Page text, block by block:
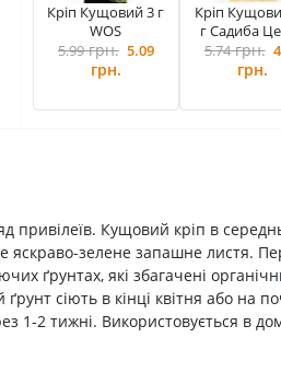
Кріп Кущовий 3 г
WOS
5.99грн. 5.09
грн.
Кріп
г Садиба
5.74грн.
грн.
Кущовий кріп в
яскраво-зелене запашне листя.
ґрунтах, які збагачені
сіють в кінці квітня або на
1-2 тижні. Використовується в